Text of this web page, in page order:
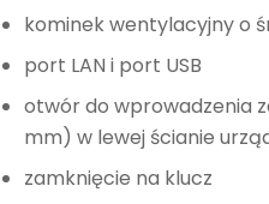
kominek wentylacyjny o
port LAN i port USB
otwór do wprowadzenia
mm) w lewej ścianie
zamknięcie na klucz